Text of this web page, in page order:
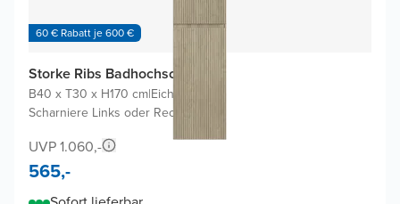
60 € Rabatt je 600 €
Storke Ribs Badhochschrank
B40 x T30 x H170 cm|Eiche rauh
Scharniere Links oder Rechts
UVP 1.060,-
565,-